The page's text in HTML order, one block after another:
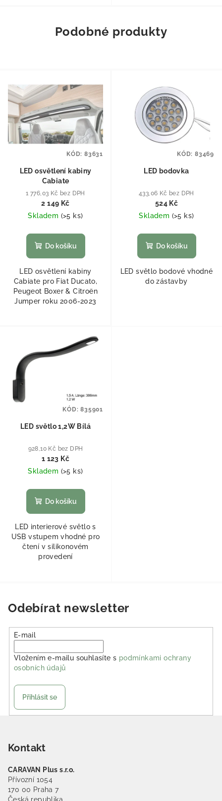
Podobné produkty
LED osvětlení kabiny
Cabiate
1 776,03 Kč bez DPH
2 149 Kč
Skladem (>5 ks)
Do košíku
LED osvětlení kabiny
Cabiate pro Fiat Ducato,
Peugeot Boxer & Citroën
Jumper roku 2006-2023
KÓD: 83631
LED bodovka
433,06 Kč bez DPH
524 Kč
Skladem (>5 ks)
Do košíku
LED světlo bodové vhodné
do zástavby
KÓD: 83469
LED světlo 1,2W Bílá
928,10 Kč bez DPH
1 123 Kč
Skladem (>5 ks)
Do košíku
LED interierové světlo s
USB vstupem vhodné pro
čtení v silikonovém
provedení
KÓD:835901
Odebírat newsletter
E-mail
Vložením e-mailu souhlasíte s podmínkami ochrany
osobních údajů
Přihlásit se
Kontakt
CARAVAN Plus s.r.o.
Přívozní 1054
170 00 Praha 7
Česká republika